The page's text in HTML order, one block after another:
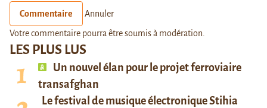
LES PLUS LUS
Un nouvel élan pour le projet ferroviaire
transafghan
Le festival de musique électronique Stihia
Commentaire Annuler
Votre commentaire pourra être soumis à modération.